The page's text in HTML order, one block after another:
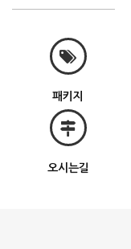
패키지
오시는길